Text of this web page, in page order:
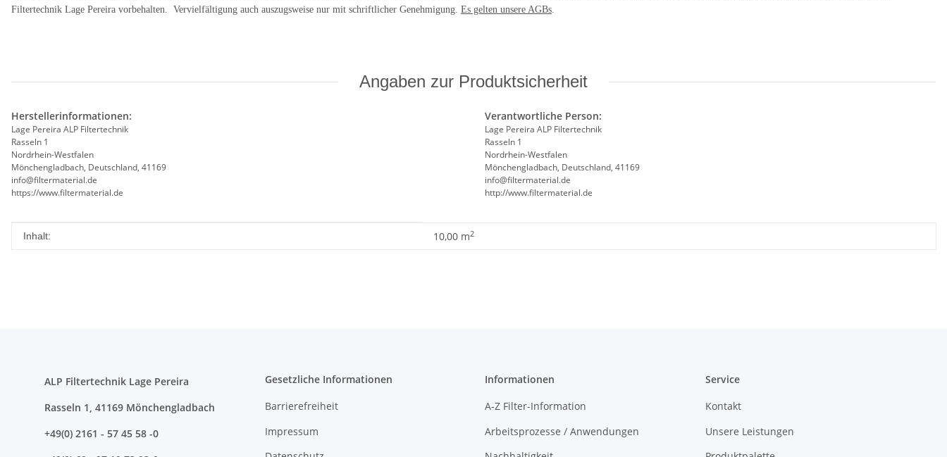
Filtertechnik Lage Pereira vorbehalten. Vervielfältigung auch auszugsweise nur mit schriftlicher Genehmigung. Es gelten unsere AGBs.
Angaben zur Produktsicherheit
Herstellerinformationen:
Lage Pereira ALP Filtertechnik
Rasseln 1
Nordrhein-Westfalen
Mönchengladbach, Deutschland, 41169
info@filtermaterial.de
https://www.filtermaterial.de
Verantwortliche Person:
Lage Pereira ALP Filtertechnik
Rasseln 1
Nordrhein-Westfalen
Mönchengladbach, Deutschland, 41169
info@filtermaterial.de
http://www.filtermaterial.de
Produkteigenschaft
Wert
Inhalt: 10,00 m2
ALP Filtertechnik Lage Pereira
Rasseln 1, 41169 Mönchengladbach
+49(0) 2161 - 57 45 58 -0
Gesetzliche Informationen
Barrierefreiheit
Impressum
Informationen
A-Z Filter-Information
Arbeitsprozesse / Anwendungen
Service
Kontakt
Unsere Leistungen